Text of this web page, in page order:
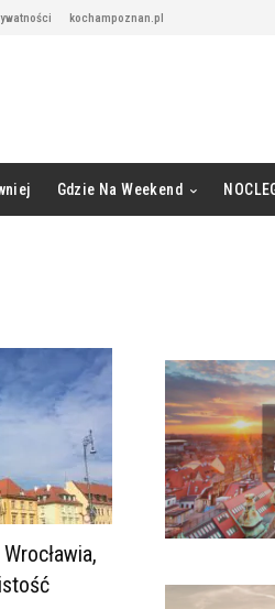
kochampoznan.pl
Gdzie Na Weekend